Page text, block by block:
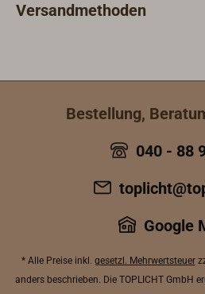
Versandmethoden
Bestellung,
040 - 88
Google
* Alle Preise inkl. gesetzl. Mehrwertsteuer
anders beschrieben. Die TOPLICHT GmbH